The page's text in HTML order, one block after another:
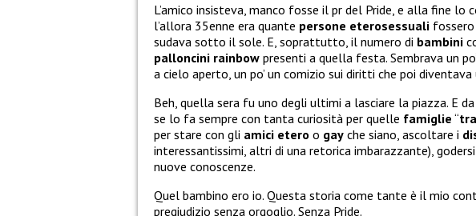
L’amico insisteva, manco fosse il pr del Pride, e alla fine lo
l’allora 35enne era quante persone eterosessuali
sudava sotto il sole. E, soprattutto, il numero di bambini
palloncini rainbow presenti a quella festa. Sembrava un
a cielo aperto, un po’ un comizio sui diritti che poi
Beh, quella sera fu uno degli ultimi a lasciare la piazza. E
se lo fa sempre con tanta curiosità per quelle famiglie “
per stare con gli amici etero o gay che siano, ascoltare i
interessantissimi, altri di una retorica imbarazzante),
nuove conoscenze.
Quel bambino ero io. Questa storia come tante è il mio
pregiudizio senza orgoglio. Senza Pride.